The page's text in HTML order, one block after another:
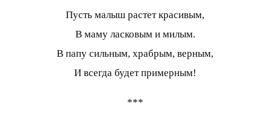
Пусть малыш растет красивым,
В маму ласковым и милым.
В папу сильным, храбрым, верным,
И всегда будет примерным!
***